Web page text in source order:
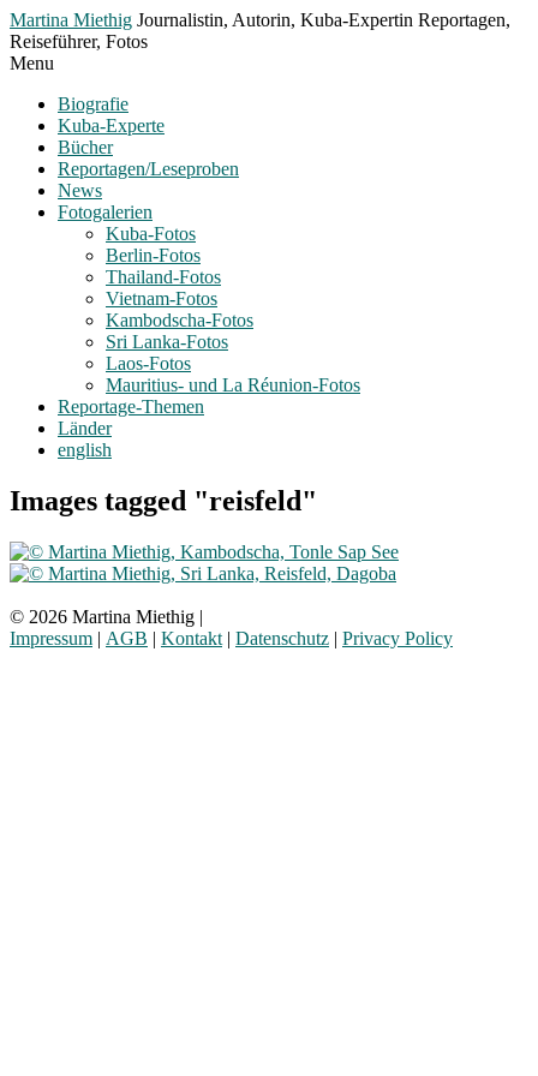
Toggle
Menu
Martina Miethig Journalistin, Autorin, Kuba-Expertin Reportagen,
Reiseführer, Fotos
Menu
Biografie
Kuba-Experte
Bücher
Reportagen/Leseproben
News
Fotogalerien
Kuba-Fotos
Berlin-Fotos
Thailand-Fotos
Vietnam-Fotos
Kambodscha-Fotos
Sri Lanka-Fotos
Laos-Fotos
Mauritius- und La Réunion-Fotos
Reportage-Themen
Länder
english
Images tagged "reisfeld"
© 2026 Martina Miethig |
Impressum | AGB | Kontakt | Datenschutz | Privacy Policy